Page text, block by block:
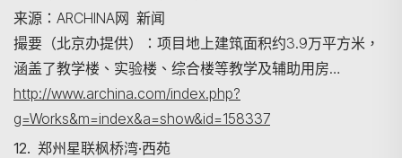
来源：ARCHINA网 新闻
撮要（北京办提供）：项目地上建筑面积约3.9万平方米，
涵盖了教学楼、实验楼、综合楼等教学及辅助用房…
http://www.archina.com/index.php?
g=Works&m=index&a=show&id=158337
12. 郑州星联枫桥湾·西苑